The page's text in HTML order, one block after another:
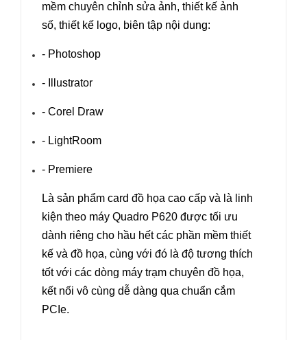
mềm chuyên chỉnh sửa ảnh, thiết kế ảnh
số, thiết kế logo, biên tập nội dung:
- Photoshop
- Illustrator
- Corel Draw
- LightRoom
- Premiere
Là sản phẩm card đồ họa cao cấp và là linh
kiện theo máy Quadro P620 được tối ưu
dành riêng cho hầu hết các phần mềm thiết
kế và đồ họa, cùng với đó là độ tương thích
tốt với các dòng máy trạm chuyên đồ họa,
kết nối vô cùng dễ dàng qua chuẩn cắm
PCIe.